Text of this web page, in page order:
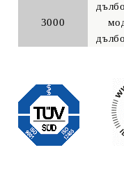
3000